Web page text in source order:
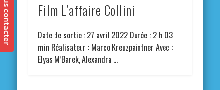
Film L’affaire Collini
Date de sortie : 27 avril 2022 Durée : 2 h 03
min Réalisateur : Marco Kreuzpaintner Avec :
Elyas M’Barek, Alexandra …